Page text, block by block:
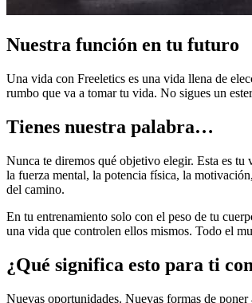
Nuestra función en tu futuro
Una vida con Freeletics es una vida llena de
rumbo que va a tomar tu vida. No sigues un
Tienes nuestra palabra…
Nunca te diremos qué objetivo elegir. Esta es
la fuerza mental, la potencia física, la
del camino.
En tu entrenamiento solo con el peso de tu
una vida que controlen ellos mismos. Todo el
¿Qué significa esto para ti
Nuevas oportunidades. Nuevas formas de